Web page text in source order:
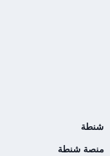
شنطة
منصة شنطة